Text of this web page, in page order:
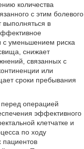
количества
с этим болевого
выполняться в
с уменьшением риска
снижает
связанных с
или
сроки пребывания
операцией
эффективного
клетчатке и
по ходу
пациентов